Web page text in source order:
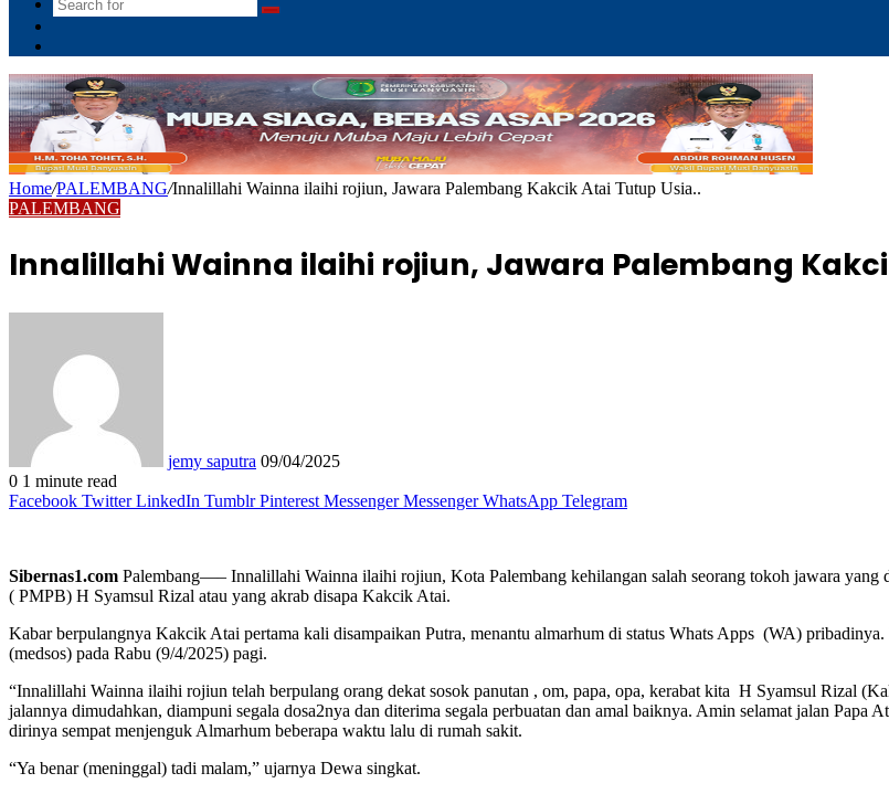
Search
Home/PALEMBANG/Innalillahi Wainna ilaihi rojiun, Jawara Palembang Kakcik Atai Tutup Usia..
PALEMBANG
Innalillahi Wainna ilaihi rojiun, Jawara Palembang
jemy saputra 09/04/2025
0 1 minute read
Facebook Twitter LinkedIn Tumblr Pinterest Messenger Messenger WhatsApp Telegram
Sibernas1.com Palembang—– Innalillahi Wainna ilaihi rojiun, Kota Palembang kehilangan salah seorang tokoh jawara yang
( PMPB) H Syamsul Rizal atau yang akrab disapa Kakcik Atai.
Kabar berpulangnya Kakcik Atai pertama kali disampaikan Putra, menantu almarhum di status Whats Apps (WA)
(medsos) pada Rabu (9/4/2025) pagi.
“Innalillahi Wainna ilaihi rojiun telah berpulang orang dekat sosok panutan , om, papa, opa, kerabat kita H Syamsul Rizal
jalannya dimudahkan, diampuni segala dosa2nya dan diterima segala perbuatan dan amal baiknya. Amin selamat jalan
dirinya sempat menjenguk Almarhum beberapa waktu lalu di rumah sakit.
“Ya benar (meninggal) tadi malam,” ujarnya Dewa singkat.